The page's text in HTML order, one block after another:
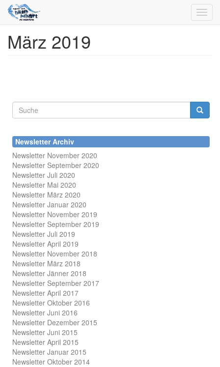
Direkt
zumMärz 2019
Suchformular
Newsletter Archiv
Newsletter November 2020
Newsletter September 2020
Newsletter Juli 2020
Newsletter Mai 2020
Newsletter März 2020
Newsletter Januar 2020
Newsletter November 2019
Newsletter September 2019
Newsletter Juli 2019
Newsletter April 2019
Newsletter November 2018
Newsletter März 2018
Newsletter Jänner 2018
Newsletter September 2017
Newsletter April 2017
Newsletter Oktober 2016
Newsletter Juni 2016
Newsletter Dezember 2015
Newsletter Juni 2015
Newsletter April 2015
Newsletter Januar 2015
Newsletter Oktober 2014